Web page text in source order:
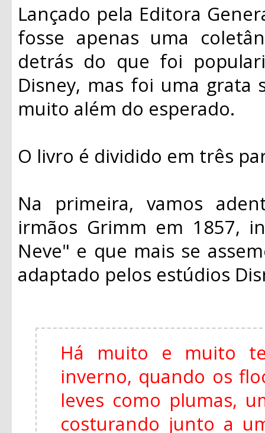
Lançado pela Editora
fosse apenas uma
detrás do que foi
Disney, mas foi uma grata
muito além do esperado.
O livro é dividido em três
Na primeira, vamos
irmãos Grimm em 1857,
Neve" e que mais se
adaptado pelos estúdios
Há muito e muito
inverno, quando os
leves como plumas,
costurando junto a